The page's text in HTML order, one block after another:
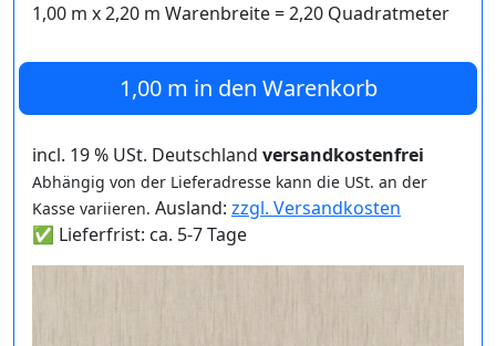
1,00 m x2,20 m Warenbreite =2,20 Quadratmeter
1,00 m in den Warenkorb
incl. 19 % USt. Deutschland versandkostenfrei
Abhängig von der Lieferadresse kann die USt. an der
Kasse variieren. Ausland: zzgl. Versandkosten
✅ Lieferfrist: ca. 5-7 Tage